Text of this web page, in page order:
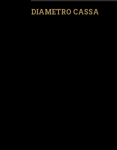
DIAMETRO CASSA